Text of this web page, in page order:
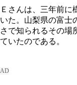
Ｅさんは、三年前に
いた。山梨県の富士
さで知られるその場
ていたのである。